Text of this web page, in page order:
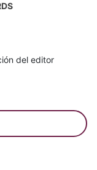
del editor